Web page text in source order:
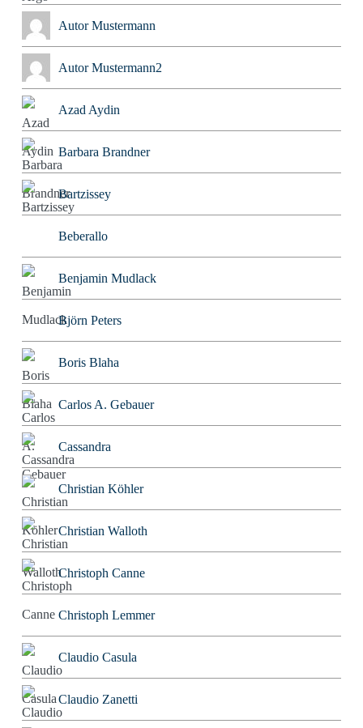
Autor Mustermann
Autor Mustermann2
Azad Aydin
Barbara Brandner
Bartzissey
Beberallo
Benjamin Mudlack
Björn Peters
Boris Blaha
Carlos A. Gebauer
Cassandra
Christian Köhler
Christian Walloth
Christoph Canne
Christoph Lemmer
Claudio Casula
Claudio Zanetti